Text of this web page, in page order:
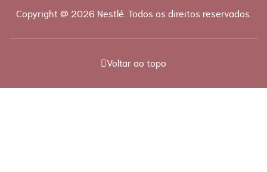
Copyright @ 2026 Nestlé. Todos os direitos reservados.
Voltar ao topo